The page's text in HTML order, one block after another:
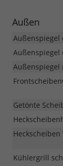
Außen
Außenspiegel
Getönte
Kühlergrill